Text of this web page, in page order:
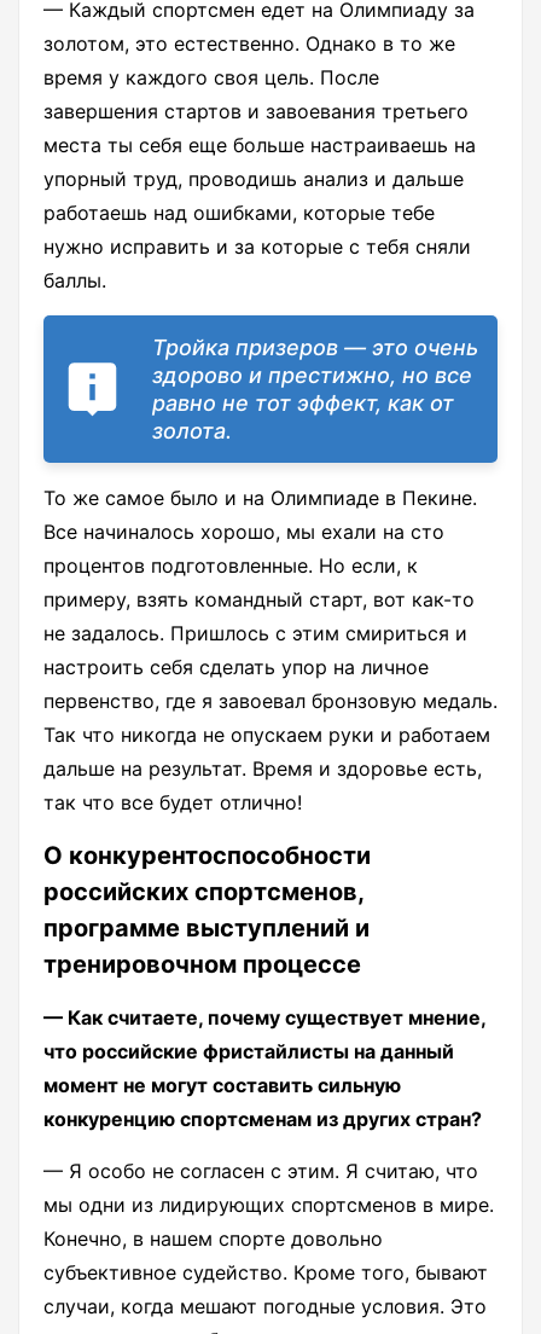
— Каждый спортсмен едет на Олимпиаду за
золотом, это естественно. Однако в то же
время у каждого своя цель. После
завершения стартов и завоевания третьего
места ты себя еще больше настраиваешь на
упорный труд, проводишь анализ и дальше
работаешь над ошибками, которые тебе
нужно исправить и за которые с тебя сняли
баллы.
Тройка призеров — это очень
здорово и престижно, но все
равно не тот эффект, как от
золота.
То же самое было и на Олимпиаде в Пекине.
Все начиналось хорошо, мы ехали на сто
процентов подготовленные. Но если, к
примеру, взять командный старт, вот как-то
не задалось. Пришлось с этим смириться и
настроить себя сделать упор на личное
первенство, где я завоевал бронзовую медаль.
Так что никогда не опускаем руки и работаем
дальше на результат. Время и здоровье есть,
так что все будет отлично!
О конкурентоспособности
российских спортсменов,
программе выступлений и
тренировочном процессе
— Как считаете, почему существует мнение,
что российские фристайлисты на данный
момент не могут составить сильную
конкуренцию спортсменам из других стран?
— Я особо не согласен с этим. Я считаю, что
мы одни из лидирующих спортсменов в мире.
Конечно, в нашем спорте довольно
субъективное судейство. Кроме того, бывают
случаи, когда мешают погодные условия. Это